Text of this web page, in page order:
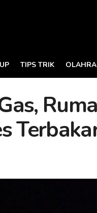
TIPS TRIK